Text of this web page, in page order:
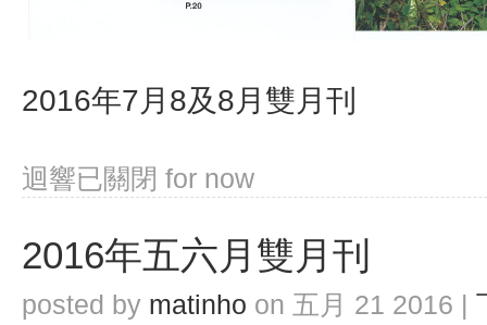
2016年7月8及8月雙月刊
迴響已關閉 for now
2016年五六月雙月刊
posted by matinho on 五月 21 2016 |